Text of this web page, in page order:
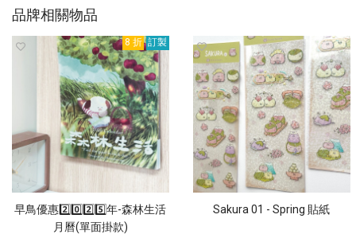
品牌相關物品
8 折 訂製
早鳥優惠2️⃣0️⃣2️⃣5️⃣年-森林生活
月曆(單面掛款)
Sakura 01 - Spring 貼紙